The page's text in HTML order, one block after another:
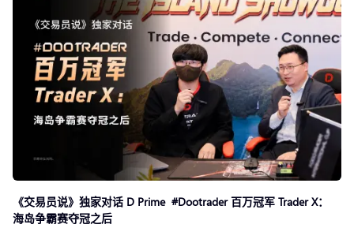
《交易员说》独家对话 D Prime #Dootrader 百万冠军 Trader X：
海岛争霸赛夺冠之后